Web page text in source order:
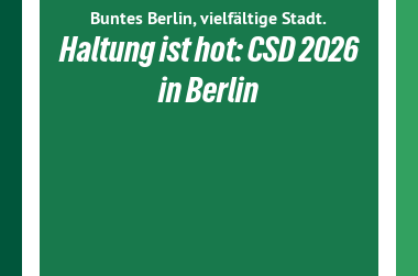
Buntes Berlin, vielfältige Stadt.
Haltung ist hot: CSD 2026
in Berlin